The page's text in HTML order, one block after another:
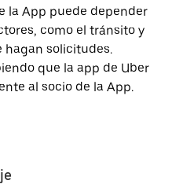
la App puede depender
como el tránsito y
hagan solicitudes.
que la app de Uber
al socio de la App.